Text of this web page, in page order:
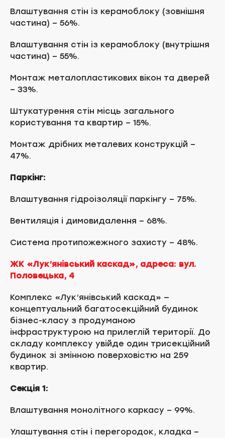
Влаштування стін із керамоблоку (зовнішня
частина) – 56%.
Влаштування стін із керамоблоку (внутрішня
частина) – 55%.
Монтаж металопластикових вікон та дверей
– 33%.
Штукатурення стін місць загального
користування та квартир – 15%.
Монтаж дрібних металевих конструкцій –
47%.
Паркінг:
Влаштування гідроізоляції паркінгу – 75%.
Вентиляція і димовидалення – 68%.
Система протипожежного захисту – 48%.
ЖК «Лук’янівський каскад», адреса: вул.
Половецька, 4
Комплекс «Лук’янівський каскад» —
концептуальний багатосекційний будинок
бізнес-класу з продуманою
інфраструктурою на прилеглій території. До
складу комплексу увійде один трисекційний
будинок зі змінною поверховістю на 259
квартир.
Секція 1:
Влаштування монолітного каркасу – 99%.
Улаштування стін і перегородок, кладка –